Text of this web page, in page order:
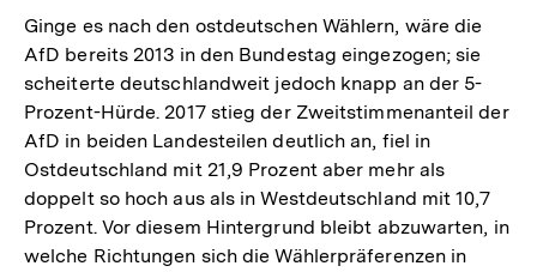
Ginge es nach den ostdeutschen Wählern, wäre die
AfD bereits 2013 in den Bundestag eingezogen; sie
scheiterte deutschlandweit jedoch knapp an der 5-
Prozent-Hürde. 2017 stieg der Zweitstimmenanteil der
AfD in beiden Landesteilen deutlich an, fiel in
Ostdeutschland mit 21,9 Prozent aber mehr als
doppelt so hoch aus als in Westdeutschland mit 10,7
Prozent. Vor diesem Hintergrund bleibt abzuwarten, in
welche Richtungen sich die Wählerpräferenzen in